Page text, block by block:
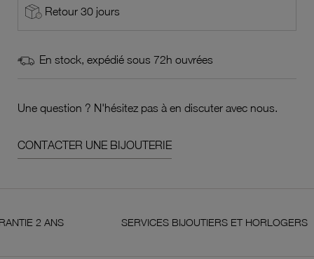
Retour 30 jours
En stock, expédié sous 72h ouvrées
Une question ? N'hésitez pas à en discuter avec nous.
CONTACTER UNE BIJOUTERIE
ANS SERVICES BIJOUTIERS ET HORLOGERS